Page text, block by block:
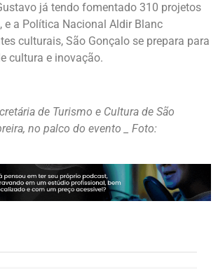
já tendo fomentado 310 projetos
e a Política Nacional Aldir Blanc
culturais, São Gonçalo se prepara para
cultura e inovação.
de Turismo e Cultura de São
no palco do evento _ Foto: